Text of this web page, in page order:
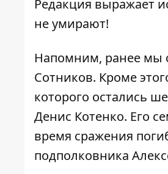
Редакция выражает
не умирают!
Напомним, ранее мы
Сотников. Кроме
которого остались
Денис Котенко. Его
время сражения
подполковника